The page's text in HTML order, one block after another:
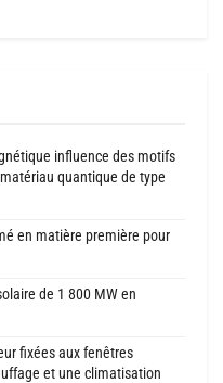
influence des motifs
quantique de type
en matière première pour
de 1 800 MW en
fixées aux fenêtres
et une climatisation